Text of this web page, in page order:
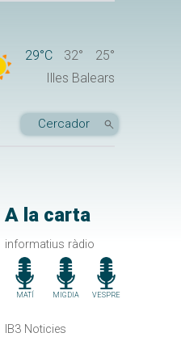
29°C 32°
25°
Illes Balears
A la carta
informatius ràdio
MATÍ MIGDIA VESPRE
IB3 Noticies